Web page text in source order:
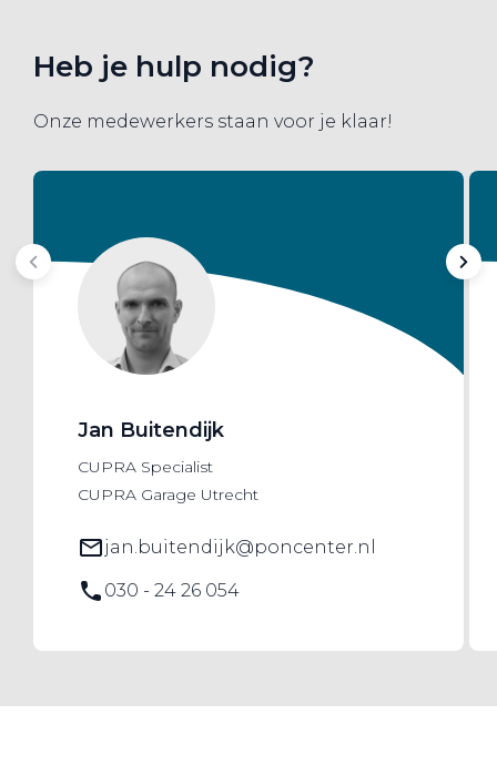
Heb je hulp nodig?
Onze medewerkers staan voor je klaar!
Jan Buitendijk
CUPRA Specialist
CUPRA Garage Utrecht
jan.buitendijk@poncenter.nl
030 - 24 26 054